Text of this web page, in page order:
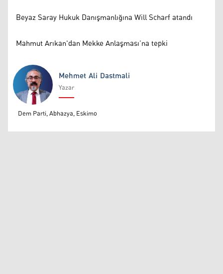
Beyaz Saray Hukuk Danışmanlığına Will Scharf atandı
Mahmut Arıkan'dan Mekke Anlaşması’na tepki
Mehmet Ali Dastmali
Mehmet Ali Dastmali
Yazar
Dem Parti, Abhazya, Eskimo